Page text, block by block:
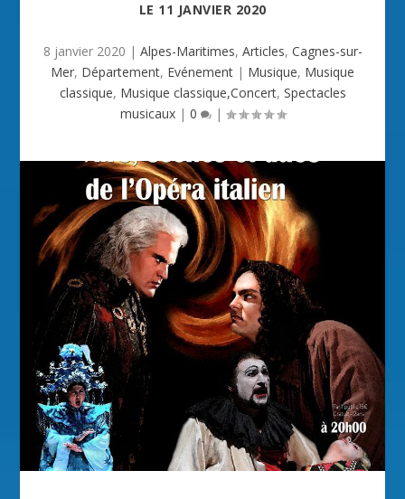
LE 11 JANVIER 2020
8 janvier 2020 | Alpes-Maritimes, Articles, Cagnes-sur-
Mer, Département, Evénement | Musique, Musique
classique, Musique classique,Concert, Spectacles
musicaux| 0 |